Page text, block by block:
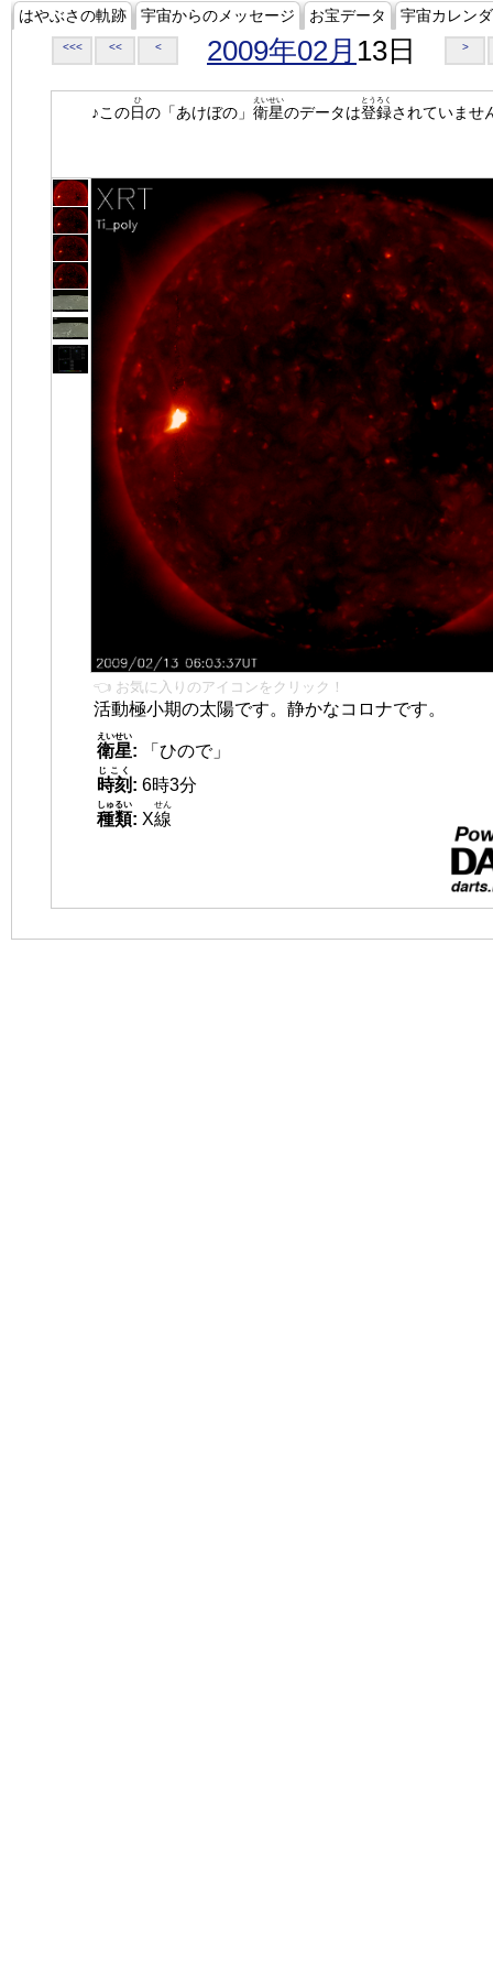
はやぶさの軌跡 宇宙からのメッセージ お宝データ 宇宙カレン
<<< << < 2009年02月 13日 >
♪この日
ひ
の「あけぼの」 衛星
えいせい
のデータは登録
とうろく
されていませ
👈 お気に入りのアイコンをクリック！
活動極小期の太陽です。静かなコロナです。
衛星
えいせい
:
「ひので」
時刻
じこく
: 6時3分
種類
しゅるい
: X線
せん